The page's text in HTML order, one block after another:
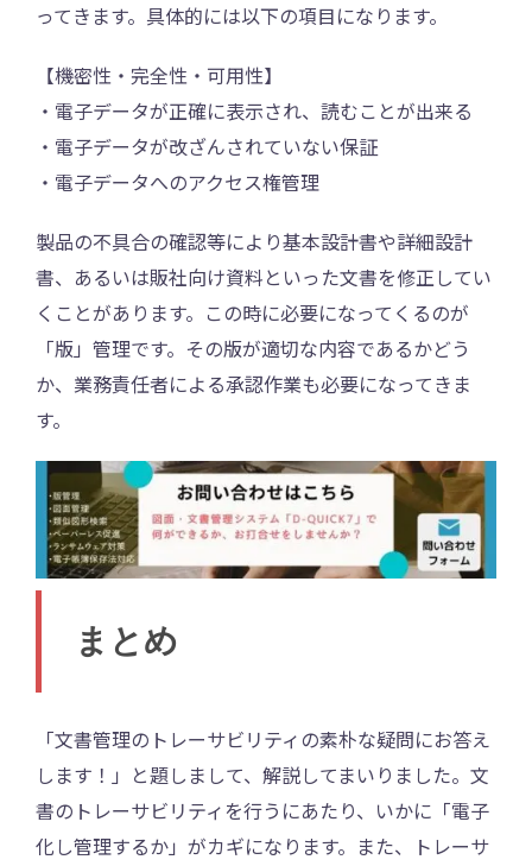
ってきます。具体的には以下の項目になります。
【機密性・完全性・可用性】
・電子データが正確に表示され、読むことが出来る
・電子データが改ざんされていない保証
・電子データへのアクセス権管理
製品の不具合の確認等により基本設計書や詳細設計
書、あるいは販社向け資料といった文書を修正してい
くことがあります。この時に必要になってくるのが
「版」管理です。その版が適切な内容であるかどう
か、業務責任者による承認作業も必要になってきま
す。
まとめ
「文書管理のトレーサビリティの素朴な疑問にお答え
します！」と題しまして、解説してまいりました。文
書のトレーサビリティを行うにあたり、いかに「電子
化し管理するか」がカギになります。また、トレーサ